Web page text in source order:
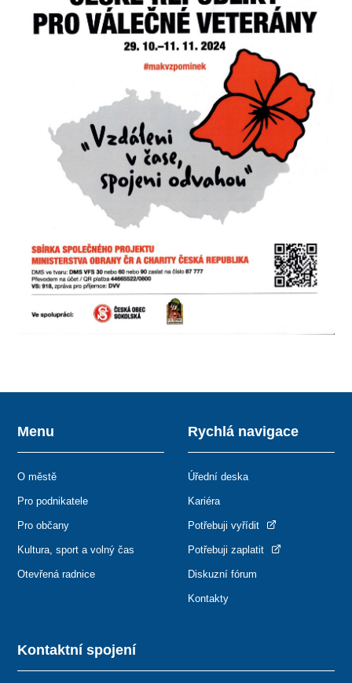
Kontaktní spojení
Menu
O městě
Pro podnikatele
Pro občany
Kultura, sport a volný čas
Otevřená radnice
Rychlá navigace
Úřední deska
Kariéra
Potřebuji vyřídit
Potřebuji zaplatit
Diskuzní fórum
Kontakty